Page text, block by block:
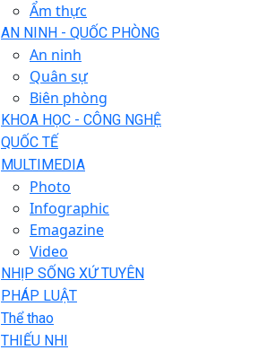
Ẩm thực
AN NINH - QUỐC PHÒNG
An ninh
Quân sự
Biên phòng
KHOA HỌC - CÔNG NGHỆ
QUỐC TẾ
MULTIMEDIA
Photo
Infographic
Emagazine
Video
NHỊP SỐNG XỨ TUYÊN
PHÁP LUẬT
Thể thao
THIẾU NHI